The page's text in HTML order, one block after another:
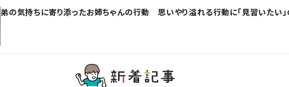
弟の気持ちに寄り添ったお姉ちゃんの行動 思いやり溢れる行動に「見習いたい」